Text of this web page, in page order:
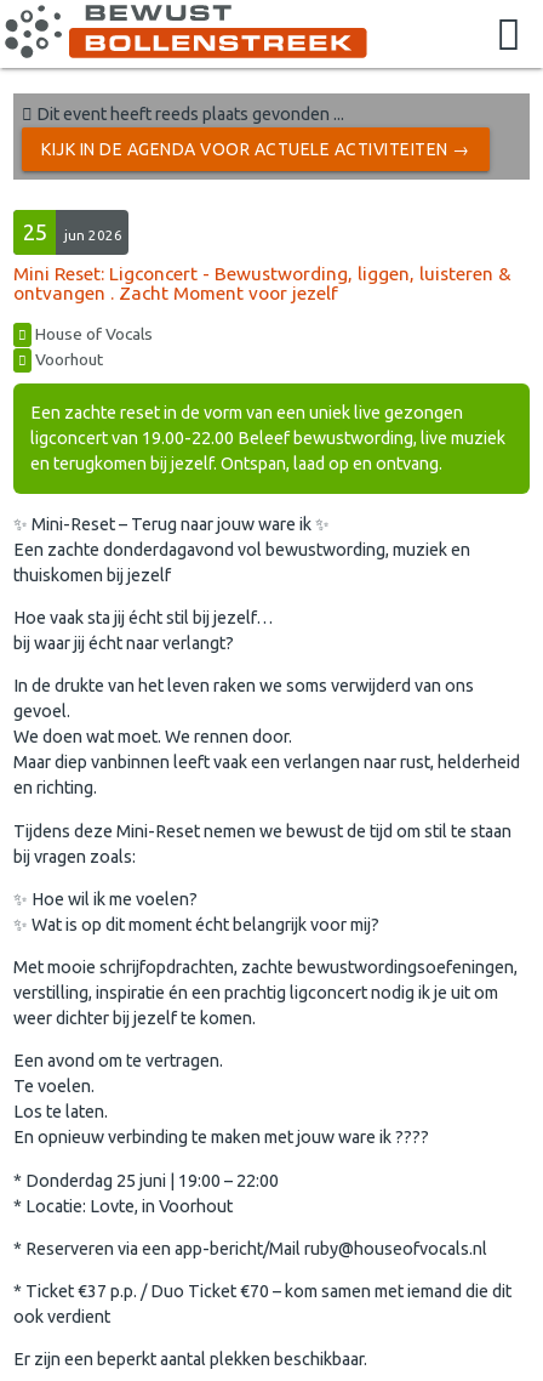
Dit event heeft reeds plaats gevonden ...
KIJK IN DE AGENDA VOOR ACTUELE ACTIVITEITEN →
25 jun 2026
Mini Reset: Ligconcert - Bewustwording, liggen, luisteren &
ontvangen . Zacht Moment voor jezelf
House of Vocals
Voorhout
Een zachte reset in de vorm van een uniek live gezongen
ligconcert van 19.00-22.00 Beleef bewustwording, live muziek
en terugkomen bij jezelf. Ontspan, laad op en ontvang.
✨ Mini-Reset – Terug naar jouw ware ik ✨
Een zachte donderdagavond vol bewustwording, muziek en
thuiskomen bij jezelf
Hoe vaak sta jij écht stil bij jezelf…
bij waar jij écht naar verlangt?
In de drukte van het leven raken we soms verwijderd van ons
gevoel.
We doen wat moet. We rennen door.
Maar diep vanbinnen leeft vaak een verlangen naar rust, helderheid
en richting.
Tijdens deze Mini-Reset nemen we bewust de tijd om stil te staan
bij vragen zoals:
✨ Hoe wil ik me voelen?
✨ Wat is op dit moment écht belangrijk voor mij?
Met mooie schrijfopdrachten, zachte bewustwordingsoefeningen,
verstilling, inspiratie én een prachtig ligconcert nodig ik je uit om
weer dichter bij jezelf te komen.
Een avond om te vertragen.
Te voelen.
Los te laten.
En opnieuw verbinding te maken met jouw ware ik ????
* Donderdag 25 juni | 19:00 – 22:00
* Locatie: Lovte, in Voorhout
* Reserveren via een app-bericht/Mail ruby@houseofvocals.nl
* Ticket €37 p.p. / Duo Ticket €70 – kom samen met iemand die dit
ook verdient
Er zijn een beperkt aantal plekken beschikbaar.